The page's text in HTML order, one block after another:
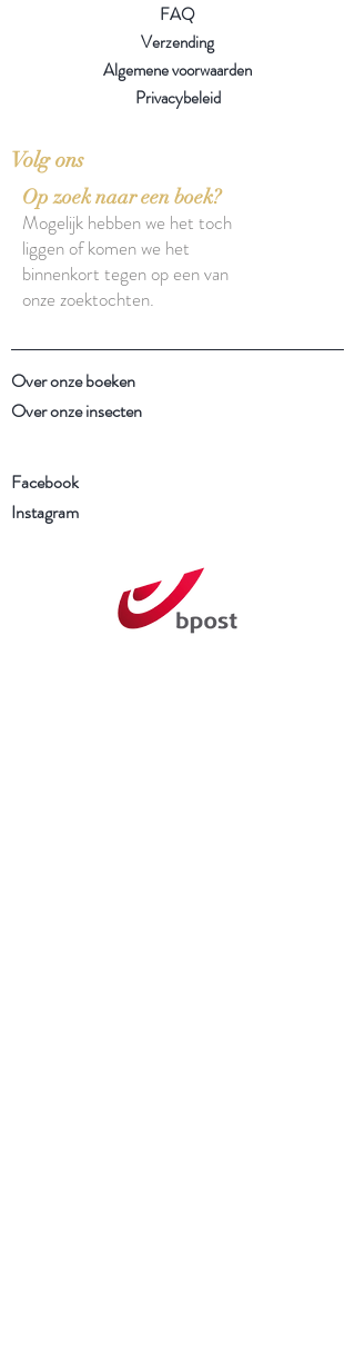
FAQ
Verzending
Algemene voorwaarden
Privacybeleid
Volg ons
Op zoek naar een boek?
Mogelijk hebben we het toch
liggen of komen we het
binnenkort tegen op een van
onze zoektochten.
Over onze boeken
Over onze insecten
Facebook
Instagram